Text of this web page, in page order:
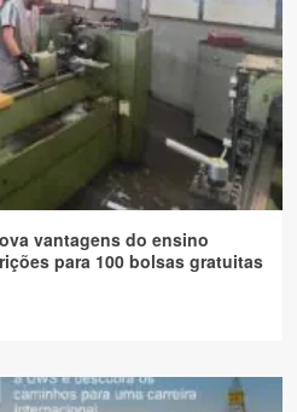
vantagens do ensino
para 100 bolsas gratuitas